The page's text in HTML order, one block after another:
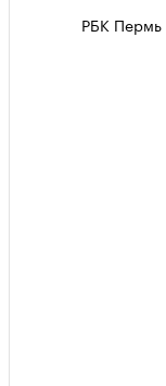
РБК Пермь